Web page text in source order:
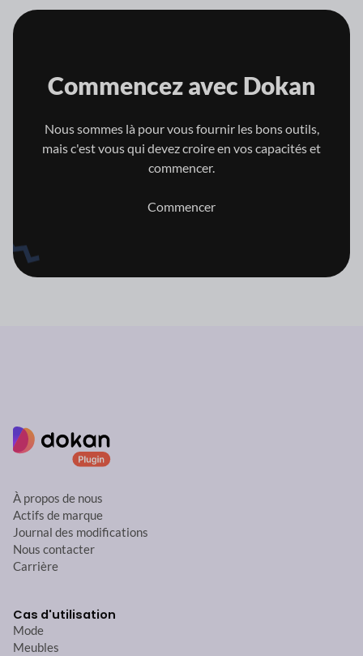
Commencez avecDokan
Nous sommes là pour vous fournir les bons outils,
mais c'est vous qui devez croire en vos capacités et
commencer.
Commencer
À propos de nous
Actifs de marque
Journal des modifications
Nous contacter
Carrière
Cas d'utilisation
Mode
Meubles